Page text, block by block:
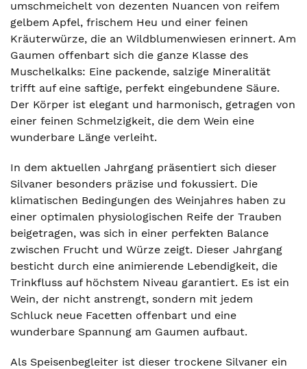
umschmeichelt von dezenten Nuancen von reifem
gelbem Apfel, frischem Heu und einer feinen
Kräuterwürze, die an Wildblumenwiesen erinnert. Am
Gaumen offenbart sich die ganze Klasse des
Muschelkalks: Eine packende, salzige Mineralität
trifft auf eine saftige, perfekt eingebundene Säure.
Der Körper ist elegant und harmonisch, getragen von
einer feinen Schmelzigkeit, die dem Wein eine
wunderbare Länge verleiht.
In dem aktuellen Jahrgang präsentiert sich dieser
Silvaner besonders präzise und fokussiert. Die
klimatischen Bedingungen des Weinjahres haben zu
einer optimalen physiologischen Reife der Trauben
beigetragen, was sich in einer perfekten Balance
zwischen Frucht und Würze zeigt. Dieser Jahrgang
besticht durch eine animierende Lebendigkeit, die
Trinkfluss auf höchstem Niveau garantiert. Es ist ein
Wein, der nicht anstrengt, sondern mit jedem
Schluck neue Facetten offenbart und eine
wunderbare Spannung am Gaumen aufbaut.
Als Speisenbegleiter ist dieser trockene Silvaner ein